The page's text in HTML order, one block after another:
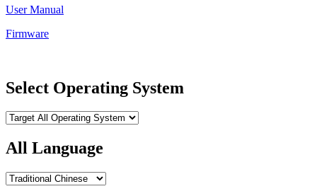
User Manual
Firmware
Select Operating System
All Language